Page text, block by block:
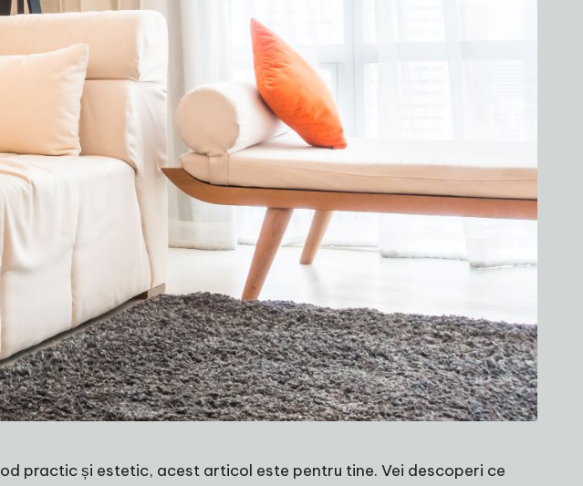
practic și estetic, acest articol este pentru tine. Vei descoperi ce